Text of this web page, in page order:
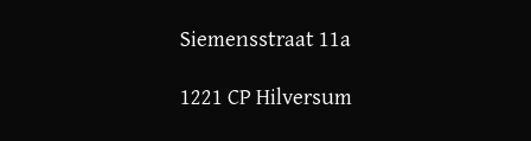
Siemensstraat 11a
1221 CP Hilversum